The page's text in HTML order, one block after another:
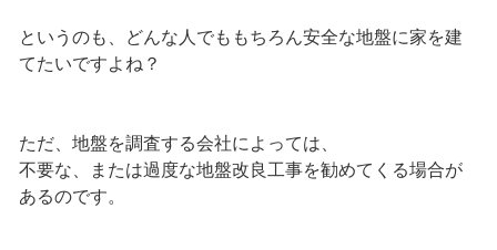
というのも、どんな人でももちろん安全な地盤に家を建
てたいですよね？
ただ、地盤を調査する会社によっては、
不要な、または過度な地盤改良工事を勧めてくる場合が
あるのです。